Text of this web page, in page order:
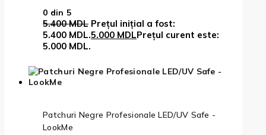
0 din 5
5.400MDL Prețul inițial a fost:
5.400 MDL.5.000 MDLPrețul curent este:
5.000 MDL.
Patchuri Negre Profesionale LED/UV Safe -
LookMe